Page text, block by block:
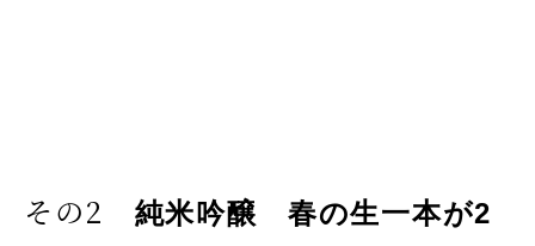
その2
純米吟醸 春の生一本が2